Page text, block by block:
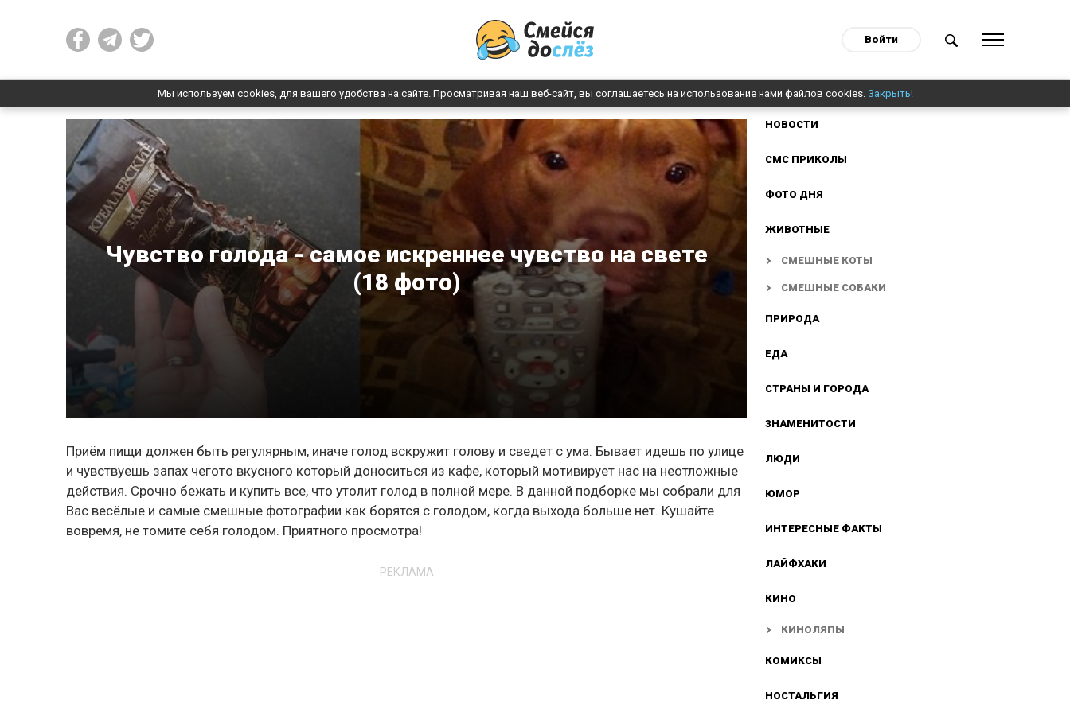
Войти
Мы используем cookies, для вашего удобства на сайте. Просматривая наш веб-сайт, вы соглашаетесь на использование нами файлов cookies. Закрыть!
Чувство голода - самое искреннее чувство на свете
(18 фото)
Приём пищи должен быть регулярным, иначе голод вскружит голову и сведет с ума. Бывает идешь по улице
и чувствуешь запах чегото вкусного который доноситься из кафе, который мотивирует нас на неотложные
действия. Срочно бежать и купить все, что утолит голод в полной мере. В данной подборке мы собрали для
Вас весёлые и самые смешные фотографии как борятся с голодом, когда выхода больше нет. Кушайте
вовремя, не томите себя голодом. Приятного просмотра!
РЕКЛАМА
НОВОСТИ
СМС ПРИКОЛЫ
ФОТО ДНЯ
ЖИВОТНЫЕ
СМЕШНЫЕ КОТЫ
СМЕШНЫЕ СОБАКИ
ПРИРОДА
ЕДА
СТРАНЫ И ГОРОДА
ЗНАМЕНИТОСТИ
ЛЮДИ
ЮМОР
ИНТЕРЕСНЫЕ ФАКТЫ
ЛАЙФХАКИ
КИНО
КИНОЛЯПЫ
КОМИКСЫ
НОСТАЛЬГИЯ